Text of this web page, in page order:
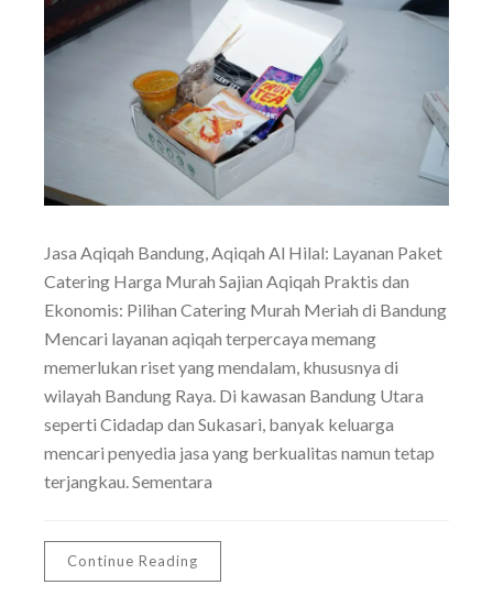
Jasa Aqiqah Bandung, Aqiqah Al Hilal: Layanan Paket
Catering Harga Murah Sajian Aqiqah Praktis dan
Ekonomis: Pilihan Catering Murah Meriah di Bandung
Mencari layanan aqiqah terpercaya memang
memerlukan riset yang mendalam, khususnya di
wilayah Bandung Raya. Di kawasan Bandung Utara
seperti Cidadap dan Sukasari, banyak keluarga
mencari penyedia jasa yang berkualitas namun tetap
terjangkau. Sementara
Continue Reading